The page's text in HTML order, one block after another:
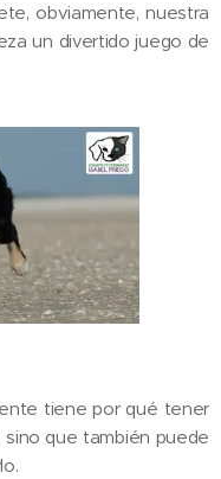
obviamente, nuestra
un divertido juego de
tiene por qué tener
que también puede